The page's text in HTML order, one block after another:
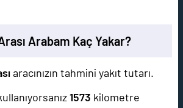
Arabam Kaç Yakar?
aracınızın tahmini yakıt tutarı.
1573 kilometre